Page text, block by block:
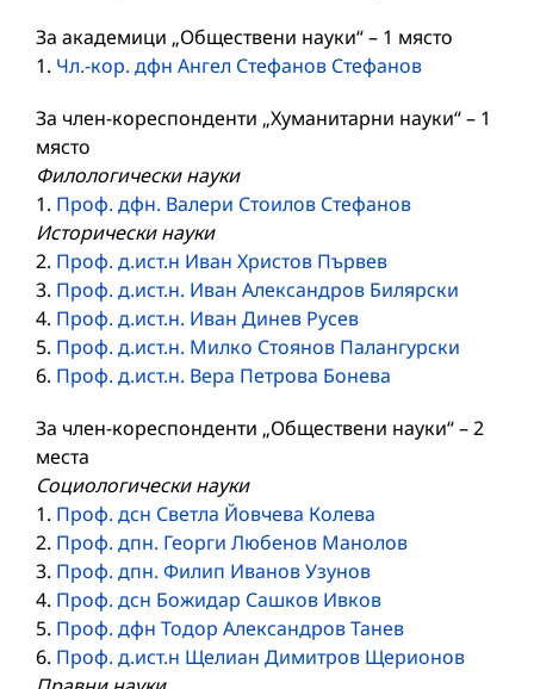
За академици „Обществени науки“ – 1 място
1. Чл.-кор. дфн Ангел Стефанов Стефанов
За член-кореспонденти „Хуманитарни науки“ – 1
място
Филологически науки
1. Проф. дфн. Валери Стоилов Стефанов
Исторически науки
2. Проф. д.ист.н Иван Христов Първев
3. Проф. д.ист.н. Иван Александров Билярски
4. Проф. д.ист.н. Иван Динев Русев
5. Проф. д.ист.н. Милко Стоянов Палангурски
6. Проф. д.ист.н. Вера Петрова Бонева
За член-кореспонденти „Обществени науки“ – 2
места
Социологически науки
1. Проф. дсн Светла Йовчева Колева
2. Проф. дпн. Георги Любенов Манолов
3. Проф. дпн. Филип Иванов Узунов
4. Проф. дсн Божидар Сашков Ивков
5. Проф. дфн Тодор Александров Танев
6. Проф. д.ист.н Щелиан Димитров Щерионов